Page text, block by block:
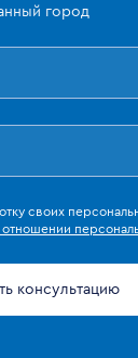
город
своих
отношении
консультацию